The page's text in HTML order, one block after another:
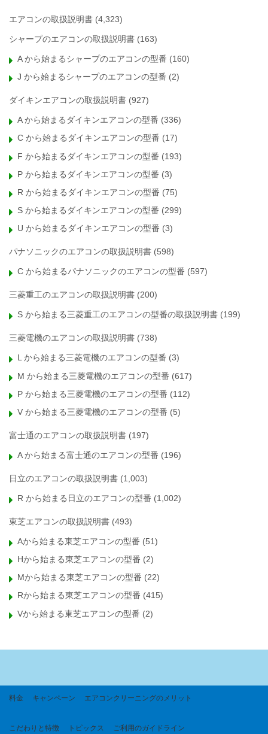
エアコンの取扱説明書 (4,323)
シャープのエアコンの取扱説明書 (163)
A から始まるシャープのエアコンの型番 (160)
J から始まるシャープのエアコンの型番 (2)
ダイキンエアコンの取扱説明書 (927)
A から始まるダイキンエアコンの型番 (336)
C から始まるダイキンエアコンの型番 (17)
F から始まるダイキンエアコンの型番 (193)
P から始まるダイキンエアコンの型番 (3)
R から始まるダイキンエアコンの型番 (75)
S から始まるダイキンエアコンの型番 (299)
U から始まるダイキンエアコンの型番 (3)
パナソニックのエアコンの取扱説明書 (598)
C から始まるパナソニックのエアコンの型番 (597)
三菱重工のエアコンの取扱説明書 (200)
S から始まる三菱重工のエアコンの型番の取扱説明書 (199)
三菱電機のエアコンの取扱説明書 (738)
L から始まる三菱電機のエアコンの型番 (3)
M から始まる三菱電機のエアコンの型番 (617)
P から始まる三菱電機のエアコンの型番 (112)
V から始まる三菱電機のエアコンの型番 (5)
富士通のエアコンの取扱説明書 (197)
A から始まる富士通のエアコンの型番 (196)
日立のエアコンの取扱説明書 (1,003)
R から始まる日立のエアコンの型番 (1,002)
東芝エアコンの取扱説明書 (493)
Aから始まる東芝エアコンの型番 (51)
Hから始まる東芝エアコンの型番 (2)
Mから始まる東芝エアコンの型番 (22)
Rから始まる東芝エアコンの型番 (415)
Vから始まる東芝エアコンの型番 (2)
料金 キャンペーン エアコンクリーニングのメリット
こだわりと特徴 トピックス ご利用のガイドライン